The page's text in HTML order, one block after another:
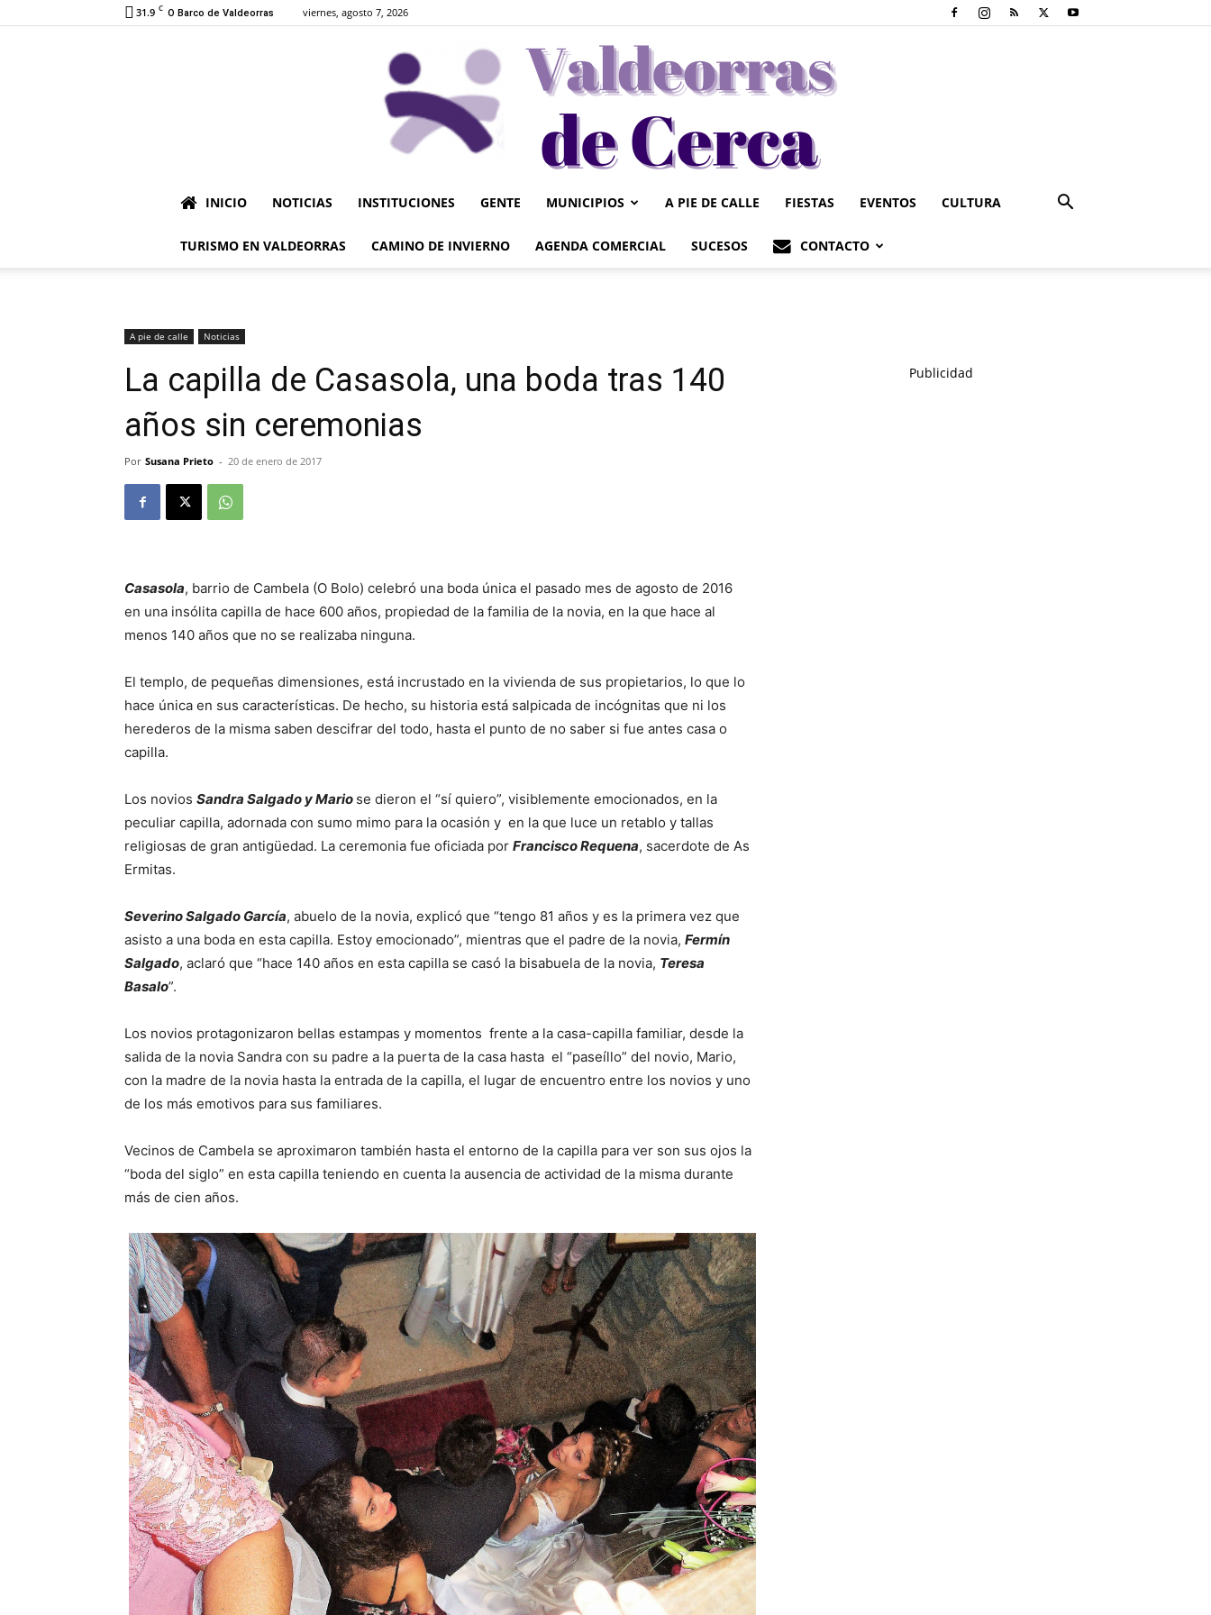
31.9 C O Barco de Valdeorras viernes, agosto 7, 2026
Valdeorrasdecerca
INICIO NOTICIAS INSTITUCIONES GENTE MUNICIPIOS A PIE DE CALLE FIESTAS EVENTOS CULTURA
TURISMO EN VALDEORRAS CAMINO DE INVIERNO AGENDA COMERCIAL SUCESOS CONTACTO
A pie de calle Noticias
La capilla de Casasola, una boda tras 140
años sin ceremonias
Por Susana Prieto - 20 de enero de 2017
Casasola, barrio de Cambela (O Bolo) celebró una boda única el pasado mes de agosto de 2016
en una insólita capilla de hace 600 años, propiedad de la familia de la novia, en la que hace al
menos 140 años que no se realizaba ninguna.
El templo, de pequeñas dimensiones, está incrustado en la vivienda de sus propietarios, lo que lo
hace única en sus características. De hecho, su historia está salpicada de incógnitas que ni los
herederos de la misma saben descifrar del todo, hasta el punto de no saber si fue antes casa o
capilla.
Los novios Sandra Salgado y Mario se dieron el “sí quiero”, visiblemente emocionados, en la
peculiar capilla, adornada con sumo mimo para la ocasión y en la que luce un retablo y tallas
religiosas de gran antigüedad. La ceremonia fue oficiada por Francisco Requena, sacerdote de As
Ermitas.
Severino Salgado García, abuelo de la novia, explicó que “tengo 81 años y es la primera vez que
asisto a una boda en esta capilla. Estoy emocionado”, mientras que el padre de la novia, Fermín
Salgado, aclaró que “hace 140 años en esta capilla se casó la bisabuela de la novia, Teresa
Basalo”.
Los novios protagonizaron bellas estampas y momentos frente a la casa-capilla familiar, desde la
salida de la novia Sandra con su padre a la puerta de la casa hasta el “paseíllo” del novio, Mario,
con la madre de la novia hasta la entrada de la capilla, el lugar de encuentro entre los novios y uno
de los más emotivos para sus familiares.
Vecinos de Cambela se aproximaron también hasta el entorno de la capilla para ver son sus ojos la
“boda del siglo” en esta capilla teniendo en cuenta la ausencia de actividad de la misma durante
más de cien años.
Publicidad